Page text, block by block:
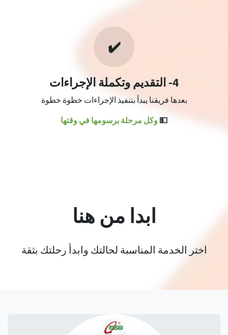
✔️
4- التقديم وتكملة الإجراءات
بعدها فريقنا يبدأ بتنفيذ الإجراءات خطوة خطوة
💵 وكل مرحلة برسومها في وقتها
ابدا من هنا
اختر الخدمة المناسبة لحالتك وابدأ رحلتك بثقة